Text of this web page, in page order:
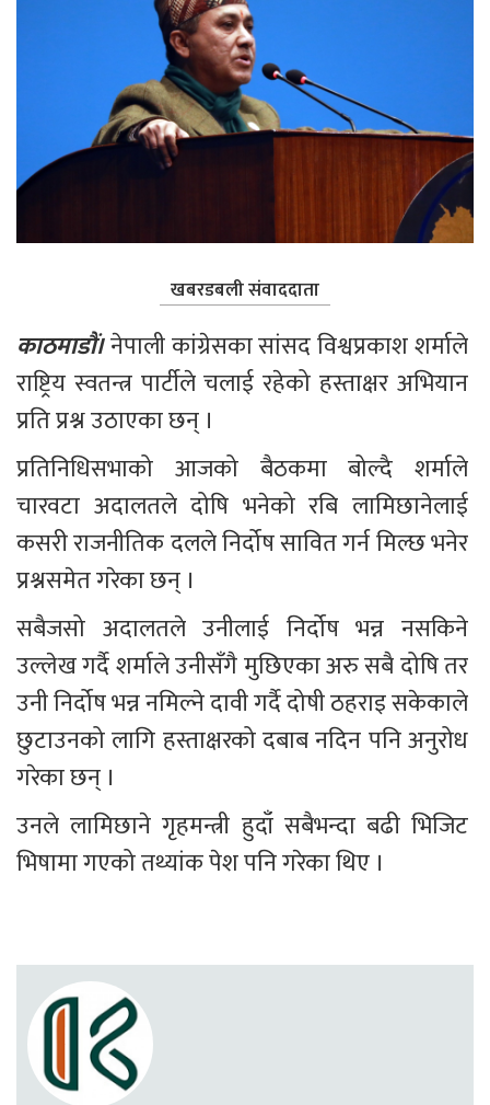
खबरडबली संवाददाता
काठमाडौं। नेपाली कांग्रेसका सांसद विश्वप्रकाश शर्माले
राष्ट्रिय स्वतन्त्र पार्टीले चलाई रहेको हस्ताक्षर अभियान
प्रति प्रश्न उठाएका छन् ।
प्रतिनिधिसभाको आजको बैठकमा बोल्दै शर्माले
चारवटा अदालतले दोषि भनेको रबि लामिछानेलाई
कसरी राजनीतिक दलले निर्दोष सावित गर्न मिल्छ भनेर
प्रश्नसमेत गरेका छन् ।
सबैजसो अदालतले उनीलाई निर्दोष भन्न नसकिने
उल्लेख गर्दै शर्माले उनीसँगै मुछिएका अरु सबै दोषि तर
उनी निर्दोष भन्न नमिल्ने दावी गर्दै दोषी ठहराइ सकेकाले
छुटाउनको लागि हस्ताक्षरको दबाब नदिन पनि अनुरोध
गरेका छन् ।
उनले लामिछाने गृहमन्त्री हुदाँ सबैभन्दा बढी भिजिट
भिषामा गएको तथ्यांक पेश पनि गरेका थिए ।